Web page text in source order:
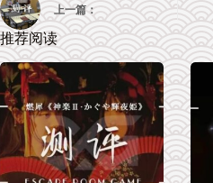
上一篇：
推荐阅读